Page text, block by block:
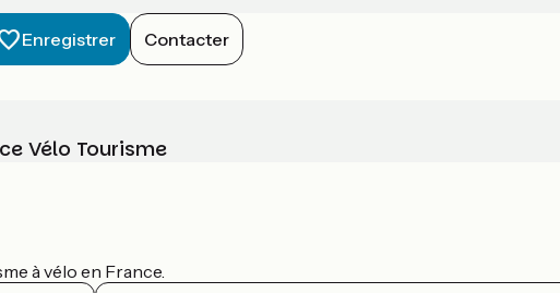
Enregistrer Contacter
Vélo Tourisme
à vélo en France.